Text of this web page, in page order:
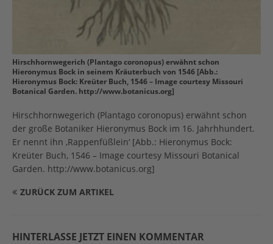
Hirschhornwegerich (Plantago coronopus) erwähnt schon
Hieronymus Bock in seinem Kräuterbuch von 1546 [Abb.:
Hieronymus Bock: Kreüter Buch, 1546 – Image courtesy Missouri
Botanical Garden. http://www.botanicus.org]
Hirschhornwegerich (Plantago coronopus) erwähnt schon
der große Botaniker Hieronymus Bock im 16. Jahrhhundert.
Er nennt ihn ‚Rappenfüßlein‘ [Abb.: Hieronymus Bock:
Kreüter Buch, 1546 – Image courtesy Missouri Botanical
Garden. http://www.botanicus.org]
ZURÜCK ZUM ARTIKEL
HINTERLASSE JETZT EINEN KOMMENTAR